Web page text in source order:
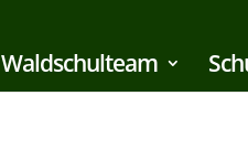
Waldschulteam